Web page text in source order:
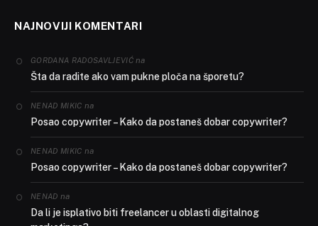
NAJNOVIJI KOMENTARI
GORDANA RADOSAVLJEVIĆna
Šta da radite ako vam pukne ploča na šporetu?
NENAD MIKIC na
Posao copywriter – Kako da postaneš dobar copywriter?
NENAD MIKIC na
Posao copywriter – Kako da postaneš dobar copywriter?
NENAD na
Da li je isplativo biti freelancer u oblasti digitalnog